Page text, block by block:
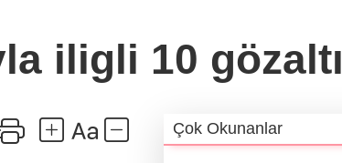
iligli 10 gözaltı
Çok Okunanlar